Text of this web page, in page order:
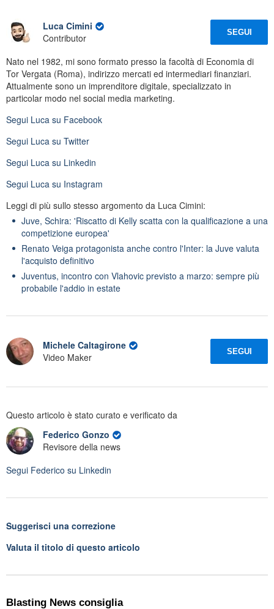
Luca Cimini
Contributor
SEGUI
Nato nel 1982, mi sono formato presso la facoltà di Economia di
Tor Vergata (Roma), indirizzo mercati ed intermediari finanziari.
Attualmente sono un imprenditore digitale, specializzato in
particolar modo nel social media marketing.
Segui Luca su Facebook
Segui Luca su Twitter
Segui Luca su Linkedin
Segui Luca su Instagram
Leggi di più sullo stesso argomento da Luca Cimini:
Juve, Schira: 'Riscatto di Kelly scatta con la qualificazione a una
competizione europea'
Renato Veiga protagonista anche contro l'Inter: la Juve valuta
l'acquisto definitivo
Juventus, incontro con Vlahovic previsto a marzo: sempre più
probabile l'addio in estate
Michele Caltagirone
Video Maker
SEGUI
Questo articolo è stato curato e verificato da
Federico Gonzo
Revisore della news
Segui Federico su Linkedin
Suggerisci una correzione
Valuta il titolo di questo articolo
Blasting News consiglia